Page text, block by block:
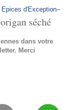
d'Exception–
séché
dans votre
Merci